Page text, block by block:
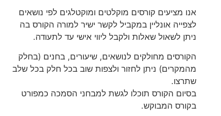
אנו מציעים קורסים מוקלטים ומוקטלגים לפי נושאים
לצפייה אונליין במקביל לקשר ישיר למורה הקורס בה
ניתן לשאול שאלות ולקבל ליווי אישי עד לתעודה.
הקורסים מחולקים לנושאים, שיעורים, בחנים (בחלק
מהמקרים) ניתן לחזור ולצפות שוב בכל חלק בכל שלב
שתרצו.
בסיום הקורס תוכלו לגשת למבחני הסמכה כמפורט
בקורס המבוקש.